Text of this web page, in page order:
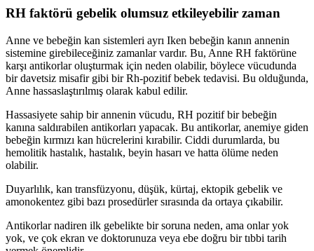
RH faktörü gebelik olumsuz etkileyebilir zaman
Anne ve bebeğin kan sistemleri ayrı Iken bebeğin kanın annenin
sistemine girebileceğiniz zamanlar vardır. Bu, Anne RH faktörüne
karşı antikorlar oluşturmak için neden olabilir, böylece vücudunda
bir davetsiz misafir gibi bir Rh-pozitif bebek tedavisi. Bu olduğunda,
Anne hassaslaştırılmış olarak kabul edilir.
Hassasiyete sahip bir annenin vücudu, RH pozitif bir bebeğin
kanına saldırabilen antikorları yapacak. Bu antikorlar, anemiye giden
bebeğin kırmızı kan hücrelerini kırabilir. Ciddi durumlarda, bu
hemolitik hastalık, hastalık, beyin hasarı ve hatta ölüme neden
olabilir.
Duyarlılık, kan transfüzyonu, düşük, kürtaj, ektopik gebelik ve
amonokentez gibi bazı prosedürler sırasında da ortaya çıkabilir.
Antikorlar nadiren ilk gebelikte bir soruna neden, ama onlar yok
yok, ve çok ekran ve doktorunuza veya ebe doğru bir tıbbi tarih